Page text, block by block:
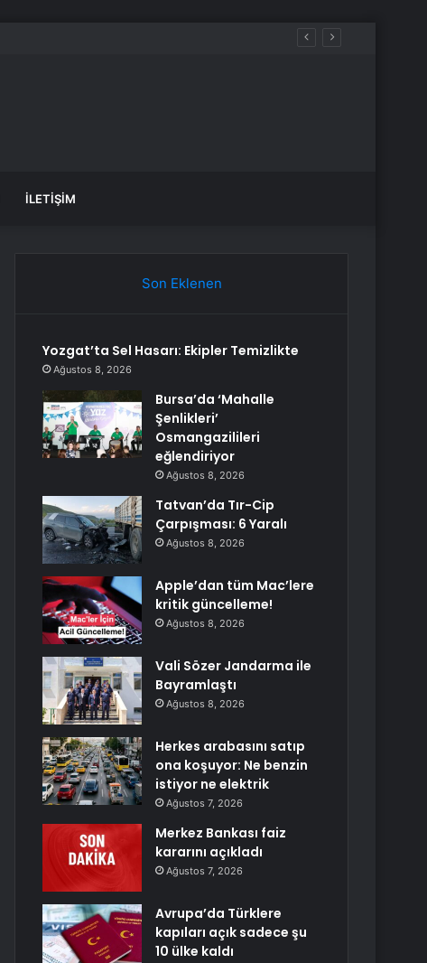
İLETIŞIM
Son Eklenen
Yozgat’ta Sel Hasarı: Ekipler Temizlikte
Ağustos 8, 2026
Bursa’da ‘Mahalle
Şenlikleri’
Osmangazilileri
eğlendiriyor
Ağustos 8, 2026
Tatvan’da Tır-Cip
Çarpışması: 6 Yaralı
Ağustos 8, 2026
Apple’dan tüm Mac’lere
kritik güncelleme!
Ağustos 8, 2026
Vali Sözer Jandarma ile
Bayramlaştı
Ağustos 8, 2026
Herkes arabasını satıp
ona koşuyor: Ne benzin
istiyor ne elektrik
Ağustos 7, 2026
Merkez Bankası faiz
kararını açıkladı
Ağustos 7, 2026
Avrupa’da Türklere
kapıları açık sadece şu
10 ülke kaldı